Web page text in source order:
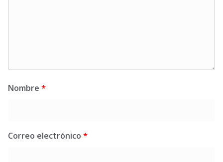
Nombre *
Correo electrónico *